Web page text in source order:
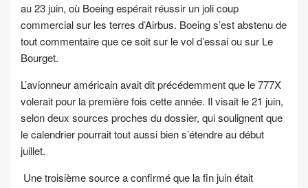
au 23 juin, où Boeingespérait réussir un joli coup
commercial sur les terres d’Airbus. Boeings’est abstenu de
tout commentaire que ce soit sur le vol d’essai ou sur Le
Bourget.
L’avionneur américain avait dit précédemment que le 777X
volerait pour la première fois cette année. Il visait le 21 juin,
selon deux sources proches du dossier, qui soulignent que
le calendrier pourrait tout aussi bien s’étendre au début
juillet.
Une troisième source a confirmé que la fin juin était